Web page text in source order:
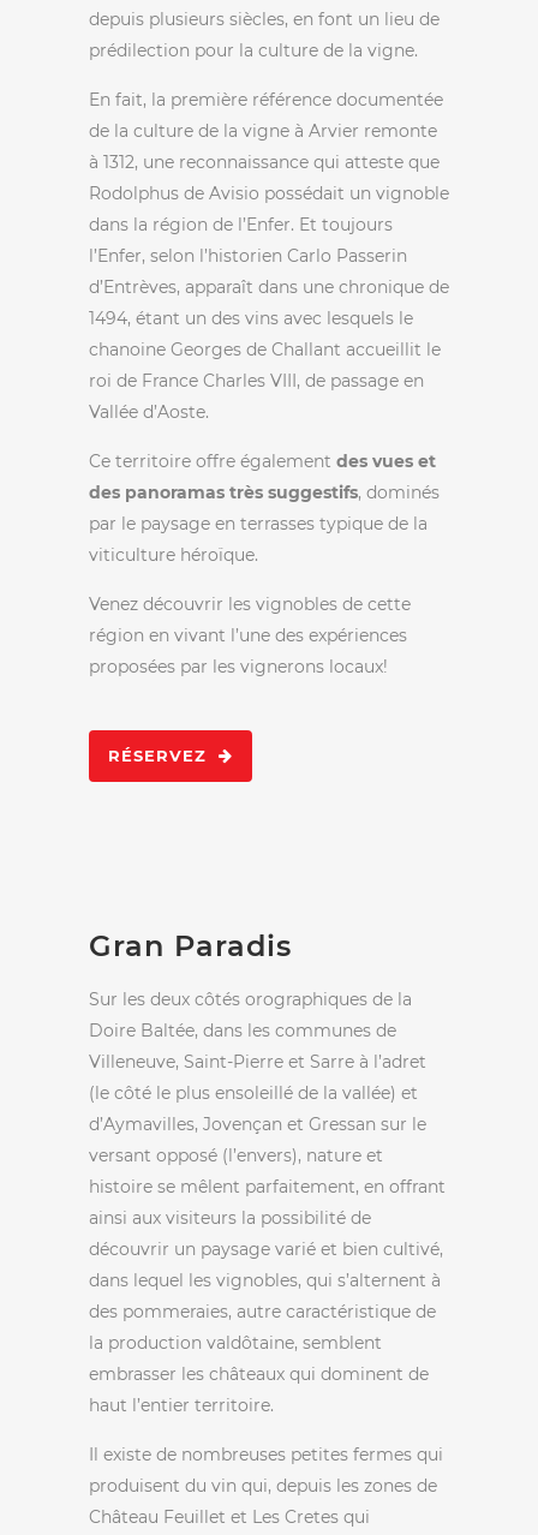
depuis plusieurs siècles, en font un lieu de
prédilection pour la culture de la vigne.
En fait, la première référence documentée
de la culture de la vigne à Arvier remonte
à 1312, une reconnaissance qui atteste que
Rodolphus de Avisio possédait un vignoble
dans la région de l’Enfer. Et toujours
l’Enfer, selon l’historien Carlo Passerin
d’Entrèves, apparaît dans une chronique de
1494, étant un des vins avec lesquels le
chanoine Georges de Challant accueillit le
roi de France Charles VIII, de passage en
Vallée d’Aoste.
Ce territoire offre également des vues et
des panoramas très suggestifs, dominés
par le paysage en terrasses typique de la
viticulture héroïque.
Venez découvrir les vignobles de cette
région en vivant l’une des expériences
proposées par les vignerons locaux!
RÉSERVEZ
Gran Paradis
Sur les deux côtés orographiques de la
Doire Baltée, dans les communes de
Villeneuve, Saint-Pierre et Sarre à l’adret
(le côté le plus ensoleillé de la vallée) et
d’Aymavilles, Jovençan et Gressan sur le
versant opposé (l’envers), nature et
histoire se mêlent parfaitement, en offrant
ainsi aux visiteurs la possibilité de
découvrir un paysage varié et bien cultivé,
dans lequel les vignobles, qui s’alternent à
des pommeraies, autre caractéristique de
la production valdôtaine, semblent
embrasser les châteaux qui dominent de
haut l’entier territoire.
Il existe de nombreuses petites fermes qui
produisent du vin qui, depuis les zones de
Château Feuillet et Les Cretes qui